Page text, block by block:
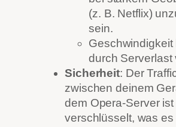
(z. B. Netflix)
sein.
Geschwindigkeit
durch Serverlast
Sicherheit: Der
zwischen deinem
dem Opera-Server ist
verschlüsselt, was es